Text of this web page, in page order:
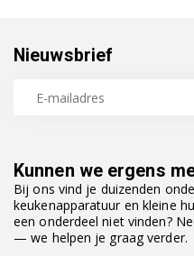
DFN1300 7640889042
DFN1300 7635687642
DFN1300 7642183442
DFN1300S 7646381642
DFN1300X 7659987653
Kunnen we ergens
Bij ons vind je duizenden
keukenapparatuur en kleine
een onderdeel niet vinden?
— we helpen je graag verder.
Nieuwsbrief